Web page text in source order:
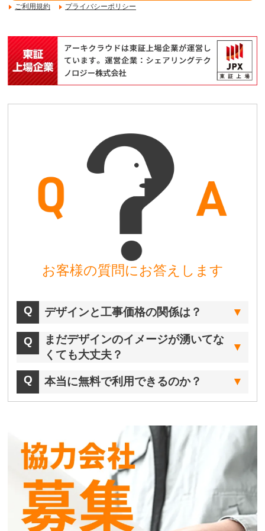
ご利用規約 プライバシーポリシー
お客様の質問にお答えします
デザインと工事価格の関係は？
まだデザインのイメージが湧いてな
くても大丈夫？
本当に無料で利用できるのか？